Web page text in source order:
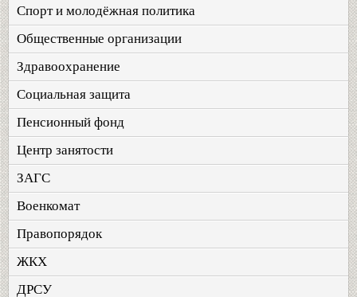
Спорт и молодёжная политика
Общественные организации
Здравоохранение
Социальная защита
Пенсионный фонд
Центр занятости
ЗАГС
Военкомат
Правопорядок
ЖКХ
ДРСУ